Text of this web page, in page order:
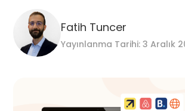
Fatih Tuncer
Yayınlanma Tarihi: 3 Aralık